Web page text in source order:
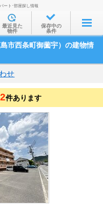
駅から
から
学時間から
集から
会社から
ート･部屋探し情報
最近見た
物件
保存中の
条件
市西条町御薗宇）の建物情
せ
2件あります